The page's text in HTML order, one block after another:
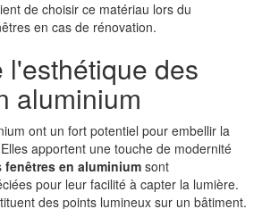
de choisir ce matériau lors du
en cas de rénovation.
l'esthétique des
aluminium
ont un fort potentiel pour embellir la
apportent une touche de modernité
fenêtres en aluminium sont
pour leur facilité à capter la lumière.
des points lumineux sur un bâtiment.